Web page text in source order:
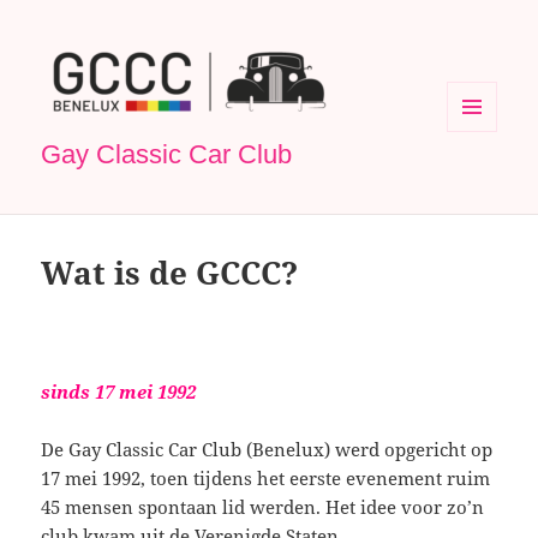
Gay Classic Car Club
Wat is de GCCC?
sinds 17 mei 1992
De Gay Classic Car Club (Benelux) werd opgericht op
17 mei 1992, toen tijdens het eerste evenement ruim
45 mensen spontaan lid werden. Het idee voor zo’n